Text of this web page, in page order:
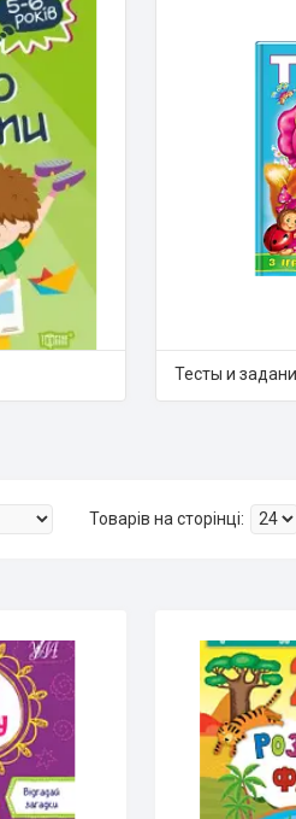
Тесты и